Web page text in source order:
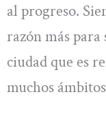
al progreso.
razón más
ciudad que es
muchos